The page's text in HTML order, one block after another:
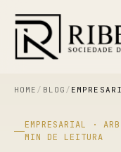
HOME / BLOG /
EMPRESARIAL ·
MIN DE LEITURA